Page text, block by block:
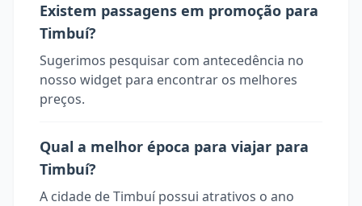
Existem passagens em promoção para
Timbuí?
Sugerimos pesquisar com antecedência no
nosso widget para encontrar os melhores
preços.
Qual a melhor época para viajar para
Timbuí?
A cidade de Timbuí possui atrativos o ano